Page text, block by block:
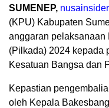
SUMENEP,
(KPU) Kabupaten
anggaran
(Pilkada) 2024 kepada
Kesatuan Bangsa dan
Kepastian
oleh Kepala